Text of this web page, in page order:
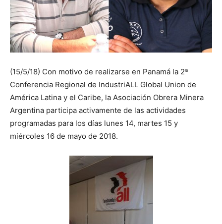
(15/5/18) Con motivo de realizarse en Panamá la 2ª
Conferencia Regional de IndustriALL Global Union de
América Latina y el Caribe, la Asociación Obrera Minera
Argentina participa activamente de las actividades
programadas para los días lunes 14, martes 15 y
miércoles 16 de mayo de 2018.